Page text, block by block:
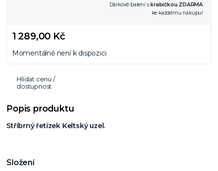
Dárkové balení s krabičkou ZDARMA
ke každému nákupu!
1 289,00 Kč
Momentálně není k dispozici
Hlídat cenu /
dostupnost
Popis produktu
Stříbrný řetízek Keltský uzel.
Složení